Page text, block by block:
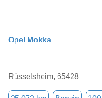
Opel Mokka
Rüsselsheim, 65428